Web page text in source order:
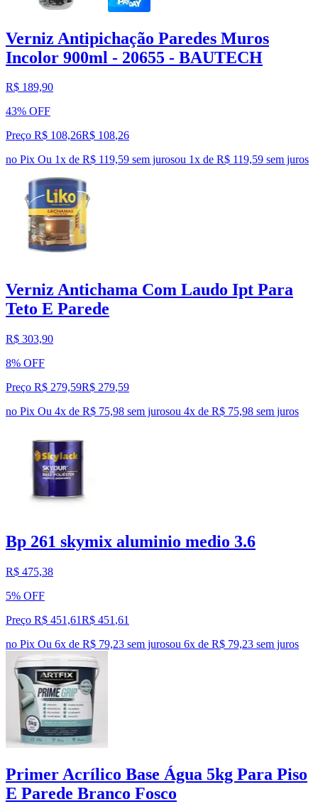
Verniz Antipichação Paredes Muros
Incolor 900ml - 20655 - BAUTECH
R$ 189,90
43% OFF
Preço R$ 108,26R$ 108,26
no Pix Ou 1x de R$ 119,59 sem jurosou 1x de R$ 119,59 sem juros
Verniz Antichama Com Laudo Ipt Para
Teto E Parede
R$ 303,90
8% OFF
Preço R$ 279,59R$ 279,59
no Pix Ou 4x de R$ 75,98 sem jurosou 4x de R$ 75,98 sem juros
Bp 261 skymix aluminio medio 3.6
R$ 475,38
5% OFF
Preço R$ 451,61R$ 451 ,61
no Pix Ou 6x de R$ 79,23 sem jurosou 6x de R$ 79,23 sem juros
Primer Acrílico Base Água 5kg Para Piso
E Parede Branco Fosco